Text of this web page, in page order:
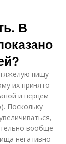
В
пищу
их принято
и перцем
Поскольку
вообще
негативно